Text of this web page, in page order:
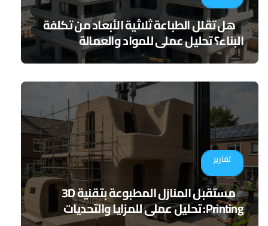
هل تقلل الطباعة ثلاثية الأبعاد من تكلفة
البناء؟ تحليل عملي للمواد والعمالة
والجدوى
تقارير
مستقبل المنازل المطبوعة بتقنية 3D
Printing: تحليل عملي للمزايا والتحديات